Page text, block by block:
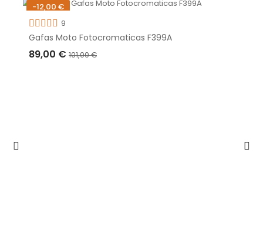
-12,00 €
Fuera de stock
9
Gafas Moto Fotocromaticas F399A
89,00 € 101,00 €